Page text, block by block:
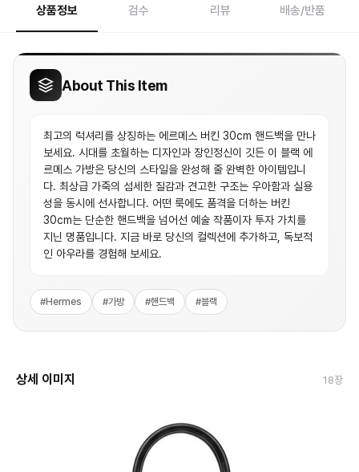
상품정보 검수 리뷰 배송/반품
About This Item
최고의 럭셔리를 상징하는 에르메스 버킨 30cm 핸드백을 만나
보세요. 시대를 초월하는 디자인과 장인정신이 깃든 이 블랙 에
르메스 가방은 당신의 스타일을 완성해 줄 완벽한 아이템입니
다. 최상급 가죽의 섬세한 질감과 견고한 구조는 우아함과 실용
성을 동시에 선사합니다. 어떤 룩에도 품격을 더하는 버킨
30cm는 단순한 핸드백을 넘어선 예술 작품이자 투자 가치를
지닌 명품입니다. 지금 바로 당신의 컬렉션에 추가하고, 독보적
인 아우라를 경험해 보세요.
#Hermes #가방 #핸드백 #블랙
상세 이미지 18장